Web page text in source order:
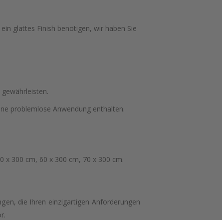
glattes Finish benötigen, wir haben Sie
problemlose Anwendung enthalten.
x 300 cm, 60 x 300 cm, 70 x 300 cm.
die Ihren einzigartigen Anforderungen